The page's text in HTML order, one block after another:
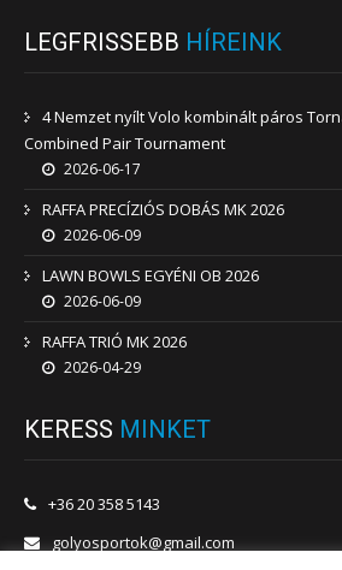
LEGFRISSEBB HÍREINK
4 Nemzet nyílt Volo kombinált páros
Combined Pair Tournament
2026-06-17
RAFFA PRECÍZIÓS DOBÁS MK 2026
2026-06-09
LAWN BOWLS EGYÉNI OB 2026
2026-06-09
RAFFA TRIÓ MK 2026
2026-04-29
KERESS MINKET
+36 20 358 5143
golyosportok@gmail.com